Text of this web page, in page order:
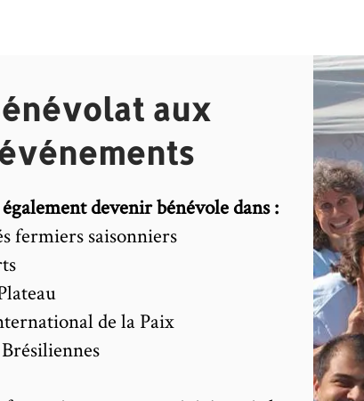
aux
devenir bénévole dans :
fermiers saisonniers
de la Paix